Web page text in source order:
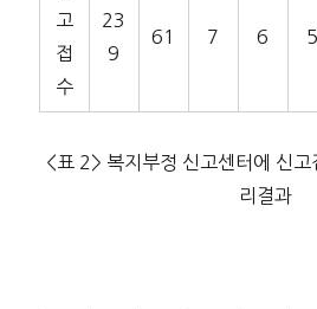
고
접
수
23
9
61 7 6 5
<표 2> 복지부정 신고센터에 신고
리결과